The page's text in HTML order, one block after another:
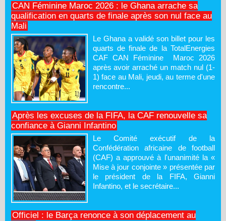
CAN Féminine Maroc 2026 : le Ghana arrache sa
qualification en quarts de finale après son nul face au
Mali
Le Ghana a validé son billet pour les
quarts de finale de la TotalEnergies
CAF CAN Féminine Maroc 2026
après avoir arraché un match nul (1-
1) face au Mali, jeudi, au terme d'une
rencontre...
Après les excuses de la FIFA, la CAF renouvelle sa
confiance à Gianni Infantino
Le Comité exécutif de la
Confédération africaine de football
(CAF) a approuvé à l'unanimité la «
Mise à jour conjointe » présentée par
le président de la FIFA, Gianni
Infantino, et le secrétaire...
Officiel : le Barça renonce à son déplacement au